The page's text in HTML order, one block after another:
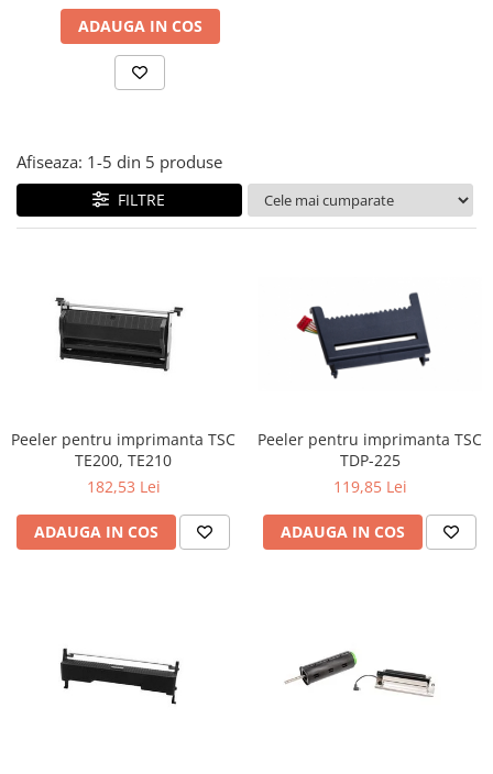
Plicuri de carton
Plicuri cu bule
Plicuri ecommerce
Pungi si sacose
Pungi coloane de aer
Pungi hartie
Pungi ziplock cu fermoar
ADAUGA IN COS
Afiseaza: 1-5 din 5 produse
FILTRE
Peeler pentru imprimanta TSC
TE200, TE210
182,53 Lei
ADAUGA IN COS
Peeler pentru imprimanta TSC
TDP-225
119,85 Lei
ADAUGA IN COS